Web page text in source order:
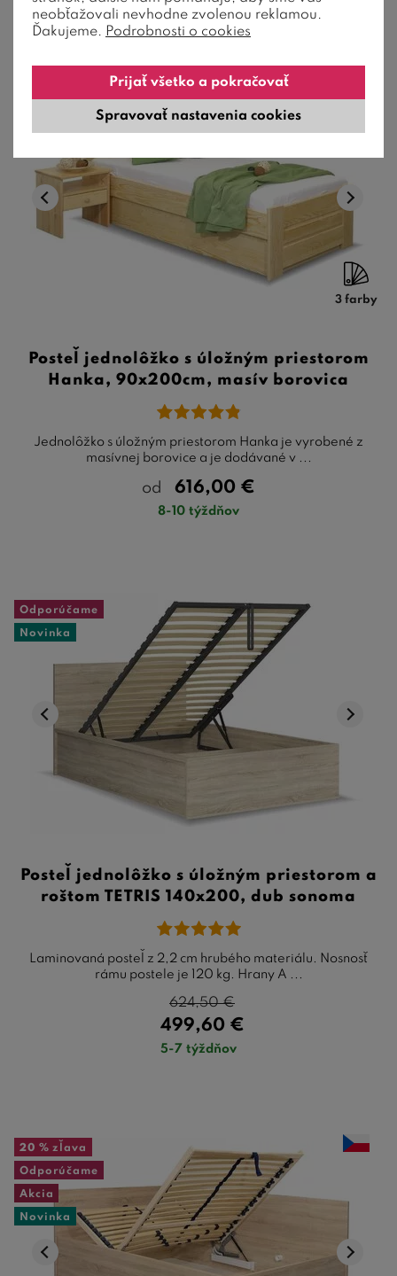
3 farby
Posteľ jednolôžko s úložným priestorom
Hanka, 90x200cm, masív borovica
Jednolôžko s úložným priestorom Hanka je vyrobené z
masívnej borovice a je dodávané v ...
od 616,00 €
8-10 týždňov
Odporúčame
Novinka
Posteľ jednolôžko s úložným priestorom a
roštom TETRIS 140x200, dub sonoma
Laminovaná posteľ z 2,2 cm hrubého materiálu. Nosnosť
rámu postele je 120 kg. Hrany A ...
499,60 €
624,50€
5-7 týždňov
20 % zľava
Odporúčame
Akcia
Novinka
neobťažovali nevhodne zvolenou reklamou.
Ďakujeme. Podrobnosti o cookies
Spravovať nastavenia cookies
Prijať všetko a pokračovať